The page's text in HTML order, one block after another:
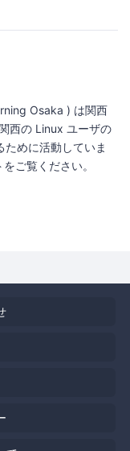
Osaka ) は関西
西の Linux ユーザの
めに活動していま
ご覧ください。